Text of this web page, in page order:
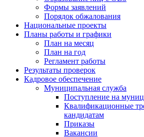
Формы заявлений
Порядок обжалования
Национальные проекты
Планы работы и графики
План на месяц
План на год
Регламент работы
Результаты проверок
Кадровое обеспечение
Муниципальная служба
Поступление на
Квалификационные
кандидатам
Приказы
Вакансии